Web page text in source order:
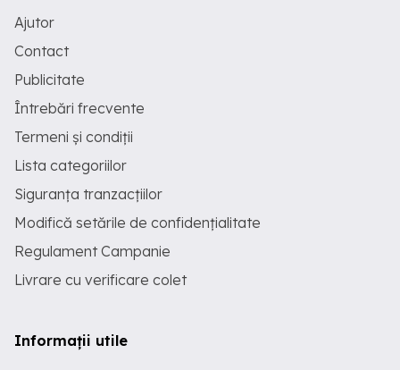
Ajutor
Contact
Publicitate
Întrebări frecvente
Termeni și condiții
Lista categoriilor
Siguranța tranzacțiilor
Modifică setările de confidențialitate
Regulament Campanie
Livrare cu verificare colet
Informații utile